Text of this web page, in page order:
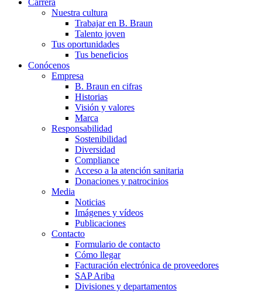
Carrera
Nuestra cultura
Trabajar en B. Braun
Talento joven
Tus oportunidades
Tus beneficios
Conócenos
Empresa
B. Braun en cifras
Historias
Visión y valores
Marca
Responsabilidad
Sostenibilidad
Diversidad
Compliance
Acceso a la atención sanitaria
Donaciones y patrocinios
Media
Noticias
Imágenes y vídeos
Publicaciones
Contacto
Formulario de contacto
Cómo llegar
Facturación electrónica de proveedores
SAP Ariba
Divisiones y departamentos